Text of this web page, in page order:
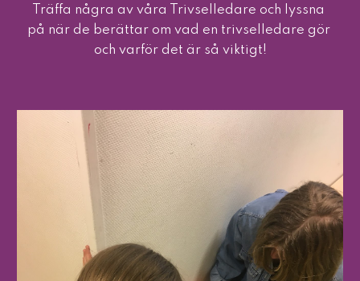
Träffa några av våra Trivselledare och lyssna
på när de berättar om vad en trivselledare gör
och varför det är så viktigt!